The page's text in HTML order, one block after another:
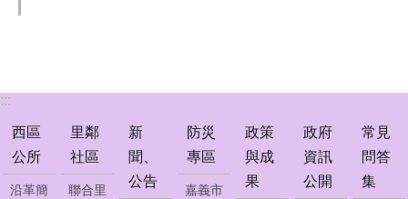
災
專
區
:::
西區
公所
沿革簡
里鄰
社區
聯合里
新
聞、
公告
防災
專區
嘉義市
政策
與成
果
政府
資訊
公開
常見
問答
集